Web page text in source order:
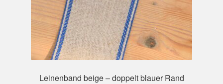
Leinenband beige – doppelt blauer Rand